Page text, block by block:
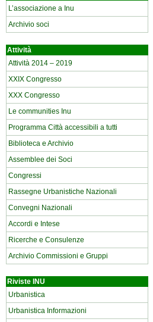
L’associazione a Inu
Archivio soci
Attività
Attività 2014 – 2019
XXIX Congresso
XXX Congresso
Le communities Inu
Programma Città accessibili a tutti
Biblioteca e Archivio
Assemblee dei Soci
Congressi
Rassegne Urbanistiche Nazionali
Convegni Nazionali
Accordi e Intese
Ricerche e Consulenze
Archivio Commissioni e Gruppi
Riviste INU
Urbanistica
Urbanistica Informazioni